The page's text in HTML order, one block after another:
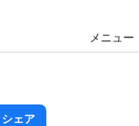
メニュー
シェア